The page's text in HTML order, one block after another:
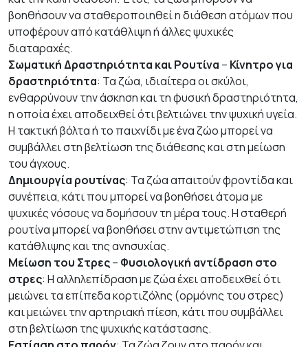
βοηθήσουν να σταθεροποιηθεί η διάθεση ατόμων που
υποφέρουν από κατάθλιψη ή άλλες ψυχικές
διαταραχές.
Σωματική Δραστηριότητα και Ρουτίνα – Κίνητρο για
δραστηριότητα: Τα ζώα, ιδιαίτερα οι σκύλοι,
ενθαρρύνουν την άσκηση και τη φυσική δραστηριότητα,
η οποία έχει αποδειχθεί ότι βελτιώνει την ψυχική υγεία.
Η τακτική βόλτα ή το παιχνίδι με ένα ζώο μπορεί να
συμβάλλει στη βελτίωση της διάθεσης και στη μείωση
του άγχους.
Δημιουργία ρουτίνας: Τα ζώα απαιτούν φροντίδα και
συνέπεια, κάτι που μπορεί να βοηθήσει άτομα με
ψυχικές νόσους να δομήσουν τη μέρα τους. Η σταθερή
ρουτίνα μπορεί να βοηθήσει στην αντιμετώπιση της
κατάθλιψης και της ανησυχίας.
Μείωση του Στρες– Φυσιολογική αντίδραση στο
στρες: Η αλληλεπίδραση με ζώα έχει αποδειχθεί ότι
μειώνει τα επίπεδα κορτιζόλης (ορμόνης του στρες)
και μειώνει την αρτηριακή πίεση, κάτι που συμβάλλει
στη βελτίωση της ψυχικής κατάστασης.